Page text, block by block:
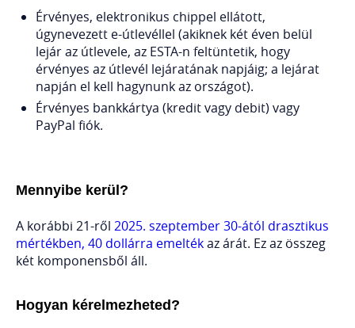
Érvényes, elektronikus chippel ellátott,
úgynevezett e-útlevéllel (akiknek két éven belül
lejár az útlevele, az ESTA-n feltüntetik, hogy
érvényes az útlevél lejáratának napjáig; a lejárat
napján el kell hagynunk az országot).
Érvényes bankkártya (kredit vagy debit) vagy
PayPal fiók.
Mennyibe kerül?
A korábbi 21-ről 2025. szeptember 30-ától drasztikus
mértékben, 40 dollárra emeltékaz árát. Ez az összeg
két komponensből áll.
Hogyan kérelmezheted?